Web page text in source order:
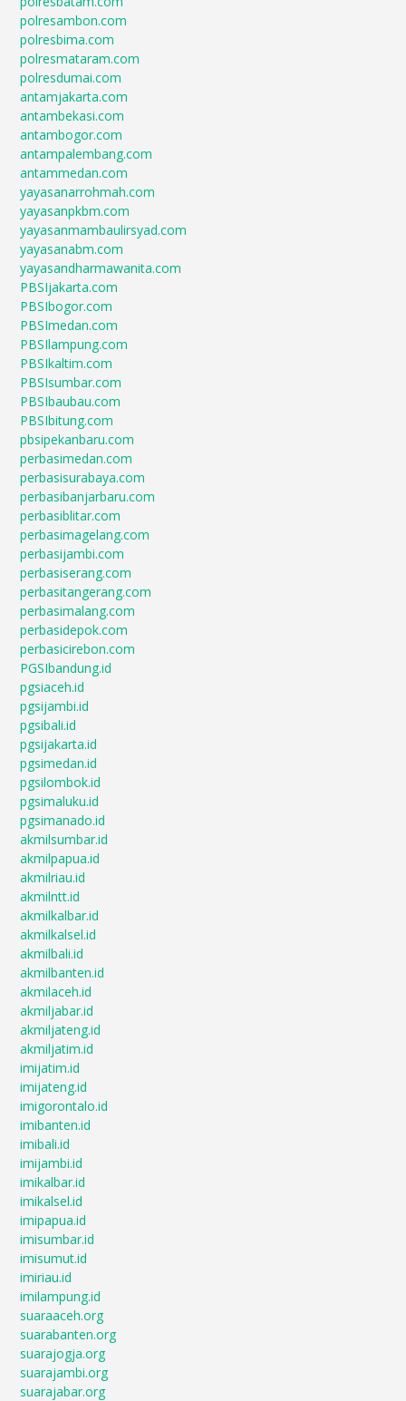
polresambon.com
polresbima.com
polresmataram.com
polresdumai.com
antamjakarta.com
antambekasi.com
antambogor.com
antampalembang.com
antammedan.com
yayasanarrohmah.com
yayasanpkbm.com
yayasanmambaulirsyad.com
yayasanabm.com
yayasandharmawanita.com
PBSIjakarta.com
PBSIbogor.com
PBSImedan.com
PBSIlampung.com
PBSIkaltim.com
PBSIsumbar.com
PBSIbaubau.com
PBSIbitung.com
pbsipekanbaru.com
perbasimedan.com
perbasisurabaya.com
perbasibanjarbaru.com
perbasiblitar.com
perbasimagelang.com
perbasijambi.com
perbasiserang.com
perbasitangerang.com
perbasimalang.com
perbasidepok.com
perbasicirebon.com
PGSIbandung.id
pgsiaceh.id
pgsijambi.id
pgsibali.id
pgsijakarta.id
pgsimedan.id
pgsilombok.id
pgsimaluku.id
pgsimanado.id
akmilsumbar.id
akmilpapua.id
akmilriau.id
akmilntt.id
akmilkalbar.id
akmilkalsel.id
akmilbali.id
akmilbanten.id
akmilaceh.id
akmiljabar.id
akmiljateng.id
akmiljatim.id
imijatim.id
imijateng.id
imigorontalo.id
imibanten.id
imibali.id
imijambi.id
imikalbar.id
imikalsel.id
imipapua.id
imisumbar.id
imisumut.id
imiriau.id
imilampung.id
suaraaceh.org
suarabanten.org
suarajogja.org
suarajambi.org
suarajabar.org